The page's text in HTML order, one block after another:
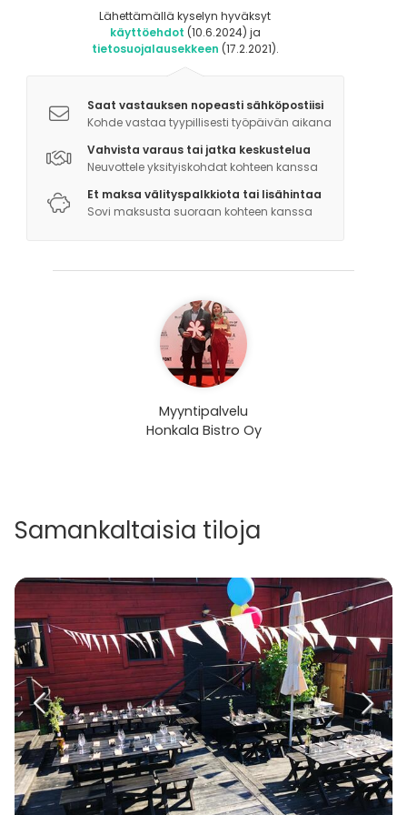
Lähettämällä kyselyn hyväksyt
käyttöehdot (10.6.2024) ja
tietosuojalausekkeen (17.2.2021).
Saat vastauksen nopeasti sähköpostiisi
Kohde vastaa tyypillisesti työpäivän aikana
Vahvista varaus tai jatka keskustelua
Neuvottele yksityiskohdat kohteen kanssa
Et maksa välityspalkkiota tai lisähintaa
Sovi maksusta suoraan kohteen kanssa
Myyntipalvelu
Honkala Bistro Oy
Samankaltaisia tiloja